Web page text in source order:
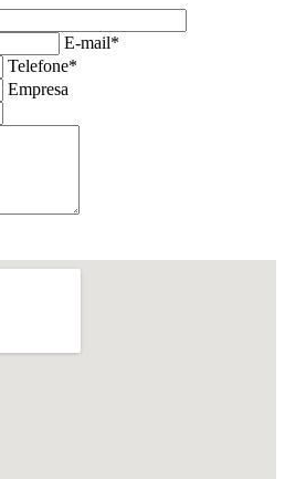
E-mail*
Telefone*
Empresa